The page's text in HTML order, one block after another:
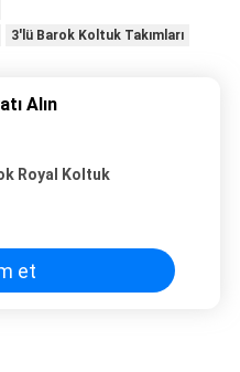
3'lü Barok Koltuk Takımları
Alın
Royal Koltuk
et